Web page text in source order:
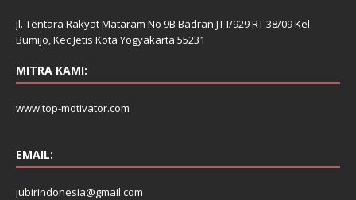
Jl. Tentara Rakyat Mataram No 9B Badran JT I/929 RT 38/09 Kel.
Bumijo, Kec Jetis Kota Yogyakarta 55231
MITRA KAMI:
www.top-motivator.com
EMAIL:
jubirindonesia@gmail.com